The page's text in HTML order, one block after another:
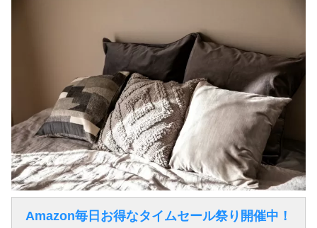
Amazon毎日お得なタイムセール祭り開催中！